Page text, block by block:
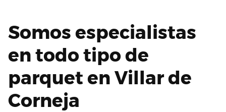
Somos especialistas
en todo tipo de
parquet en Villar de
Corneja